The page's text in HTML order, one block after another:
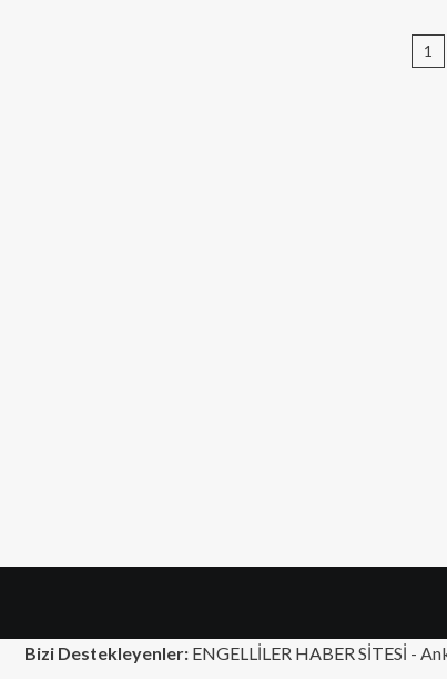
1
Bizi Destekleyenler: ENGELLİLER HABER SİTESİ -